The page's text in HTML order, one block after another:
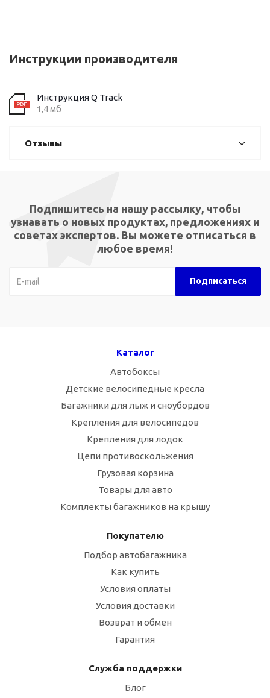
Инструкции производителя
Инструкция Q Track
1,4 мб
Отзывы
Подпишитесь на нашу рассылку, чтобы
узнавать о новых продуктах, предложениях и
советах экспертов. Вы можете отписаться в
любое время!
Каталог
Автобоксы
Детские велосипедные кресла
Багажники для лыж и сноубордов
Крепления для велосипедов
Крепления для лодок
Цепи противоскольжения
Грузовая корзина
Товары для авто
Комплекты багажников на крышу
Покупателю
Подбор автобагажника
Как купить
Условия оплаты
Условия доставки
Возврат и обмен
Гарантия
Служба поддержки
Блог